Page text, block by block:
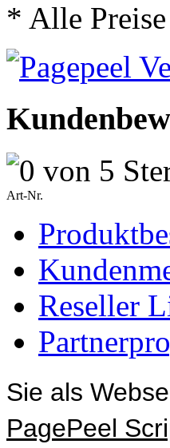
* Alle
Art-Nr.
Reseller
Sie als
PagePeel